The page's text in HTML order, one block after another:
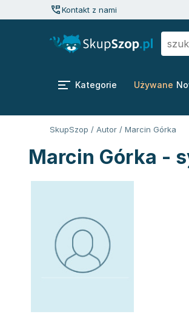
Kontakt z nami
Kategorie Używane
SkupSzop / Autor / Marcin Górka
Marcin Górka -